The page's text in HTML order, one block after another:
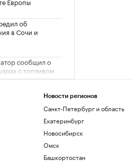
об
в Сочи и
сообщил о
с топливом
Новости регионов
Санкт-Петербург и область
Екатеринбург
Новосибирск
Омск
Башкортостан